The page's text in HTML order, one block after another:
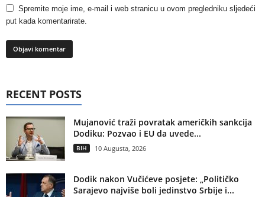
Spremite moje ime, e-mail i web stranicu u ovom pregledniku sljedeći
put kada komentarirate.
RECENT POSTS
Mujanović traži povratak američkih sankcija
Dodiku: Pozvao i EU da uvede...
BIH 10 Augusta, 2026
Dodik nakon Vučićeve posjete: „Političko
Sarajevo najviše boli jedinstvo Srbije i...